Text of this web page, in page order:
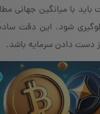
با میانگین جهانی
شود. این دقت
دست دادن سرمایه باشد.